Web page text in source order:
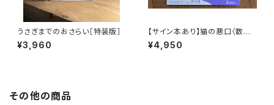
うさぎまでのおさらい［特装版］
¥3,960
【サイン本あり】猫の悪口〈数量
限定・オリジナルトート付き〉
¥4,950
その他の商品